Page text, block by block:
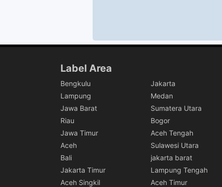
Label Area
Bengkulu
Jakarta
Lampung
Medan
Jawa Barat
Sumatera Utara
Riau
Bogor
Jawa Timur
Aceh Tengah
Aceh
Sulawesi Utara
Bali
jakarta barat
Jakarta Timur
Lampung Tengah
Aceh Singkil
Aceh Timur